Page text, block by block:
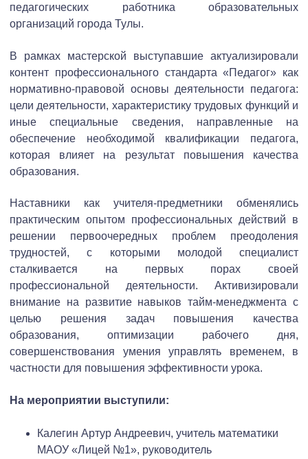
педагогических работника образовательных
организаций города Тулы.
В рамках мастерской выступавшие актуализировали
контент профессионального стандарта «Педагог» как
нормативно-правовой основы деятельности педагога:
цели деятельности, характеристику трудовых функций и
иные специальные сведения, направленные на
обеспечение необходимой квалификации педагога,
которая влияет на результат повышения качества
образования.
Наставники как учителя-предметники обменялись
практическим опытом профессиональных действий в
решении первоочередных проблем преодоления
трудностей, с которыми молодой специалист
сталкивается на первых порах своей
профессиональной деятельности. Активизировали
внимание на развитие навыков тайм-менеджмента с
целью решения задач повышения качества
образования, оптимизации рабочего дня,
совершенствования умения управлять временем, в
частности для повышения эффективности урока.
На мероприятии выступили:
Калегин Артур Андреевич, учитель математики
МАОУ «Лицей №1», руководитель